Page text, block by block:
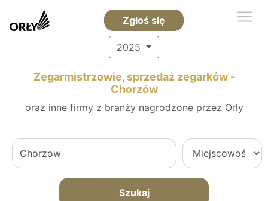
Zgłoś się
2025
Zegarmistrzowie, sprzedaż zegarków -
Chorzów
oraz inne firmy z branży nagrodzone przez Orły
Szukaj